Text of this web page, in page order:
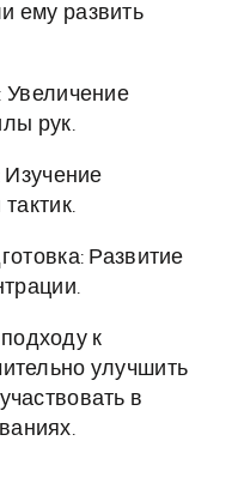
ему развить
Увеличение
рук.
Изучение
Развитие
к
улучшить
в